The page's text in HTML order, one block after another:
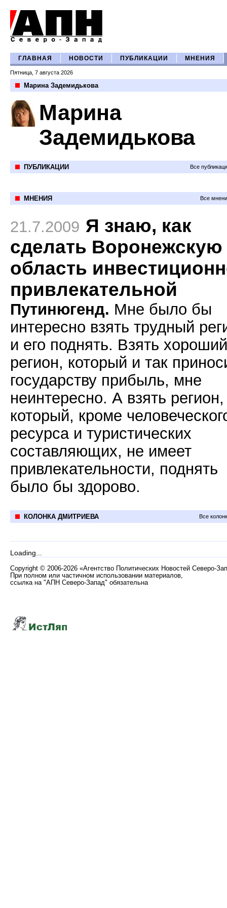
ГЛАВНАЯ НОВОСТИ ПУБЛИКАЦИИ МНЕНИЯ
Пятница, 7 августа 2026
Марина Задемидькова
Марина
Задемидькова
ПУБЛИКАЦИИ Все
МНЕНИЯ Все
21.7.2009 Я знаю, как
сделать Воронежскую
область
привлекательной
Путинюгенд. Мне было бы
интересно взять трудный
и его поднять. Взять хороший
регион, который и так
государству прибыль, мне
неинтересно. А взять регион,
который, кроме
ресурса и туристических
составляющих, не имеет
привлекательности, поднять
было бы здорово.
КОЛОНКА ДМИТРИЕВА Все
Loading...
Copyright © 2006-2026 «Агентство Политических Новостей Северо-
При полном или частичном использовании материалов,
ссылка на "АПН Северо-Запад" обязательна